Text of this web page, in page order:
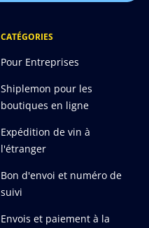
CATÉGORIES
Pour Entreprises
Shiplemon pour les
boutiques en ligne
Expédition de vin à
l'étranger
Bon d'envoi et numéro de
suivi
Envois et paiement à la